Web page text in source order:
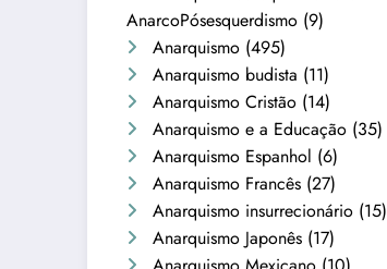
AnarcoPósesquerdismo (9)
Anarquismo (495)
Anarquismo budista (11)
Anarquismo Cristão (14)
Anarquismo e a Educação (35)
Anarquismo Espanhol (6)
Anarquismo Francês (27)
Anarquismo insurrecionário (15)
Anarquismo Japonês (17)